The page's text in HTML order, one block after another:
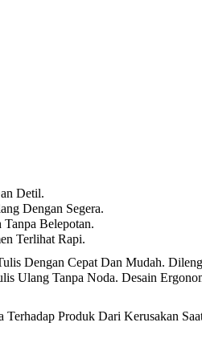
Detil.
Dengan Segera.
Belepotan.
Terlihat Rapi.
Dengan Cepat Dan Mudah.
Ulang Tanpa Noda. Desain
Produk Dari Kerusakan